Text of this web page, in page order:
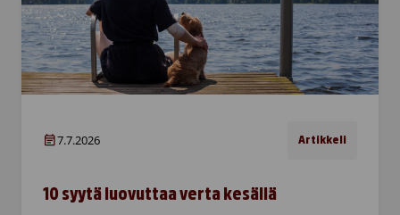
7.7.2026 Artikkeli
10 syytä luovuttaa verta kesällä